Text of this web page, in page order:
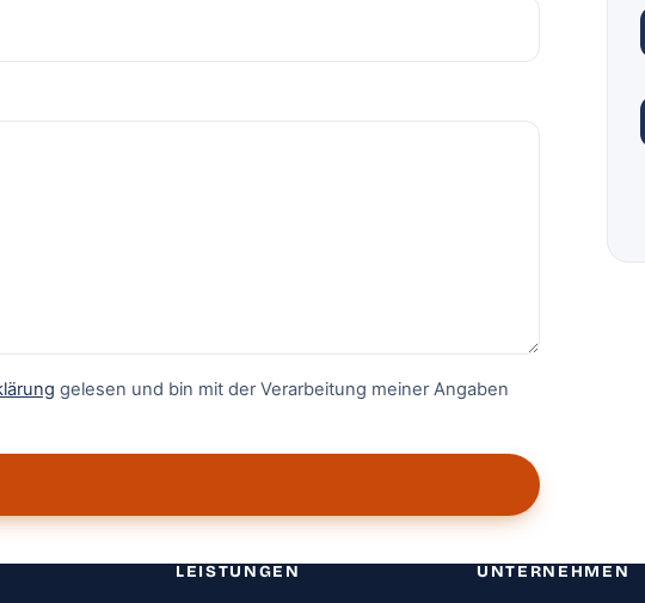
gelesen und bin mit der Verarbeitung meiner Angaben
LEISTUNGEN UNTERNEHMEN